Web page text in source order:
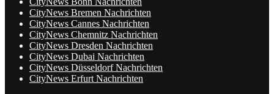
CityNews Bremen Nachrichten
CityNews Cannes Nachrichten
CityNews Chemnitz Nachrichten
CityNews Dresden Nachrichten
CityNews Dubai Nachrichten
CityNews Düsseldorf Nachrichten
CityNews Erfurt Nachrichten